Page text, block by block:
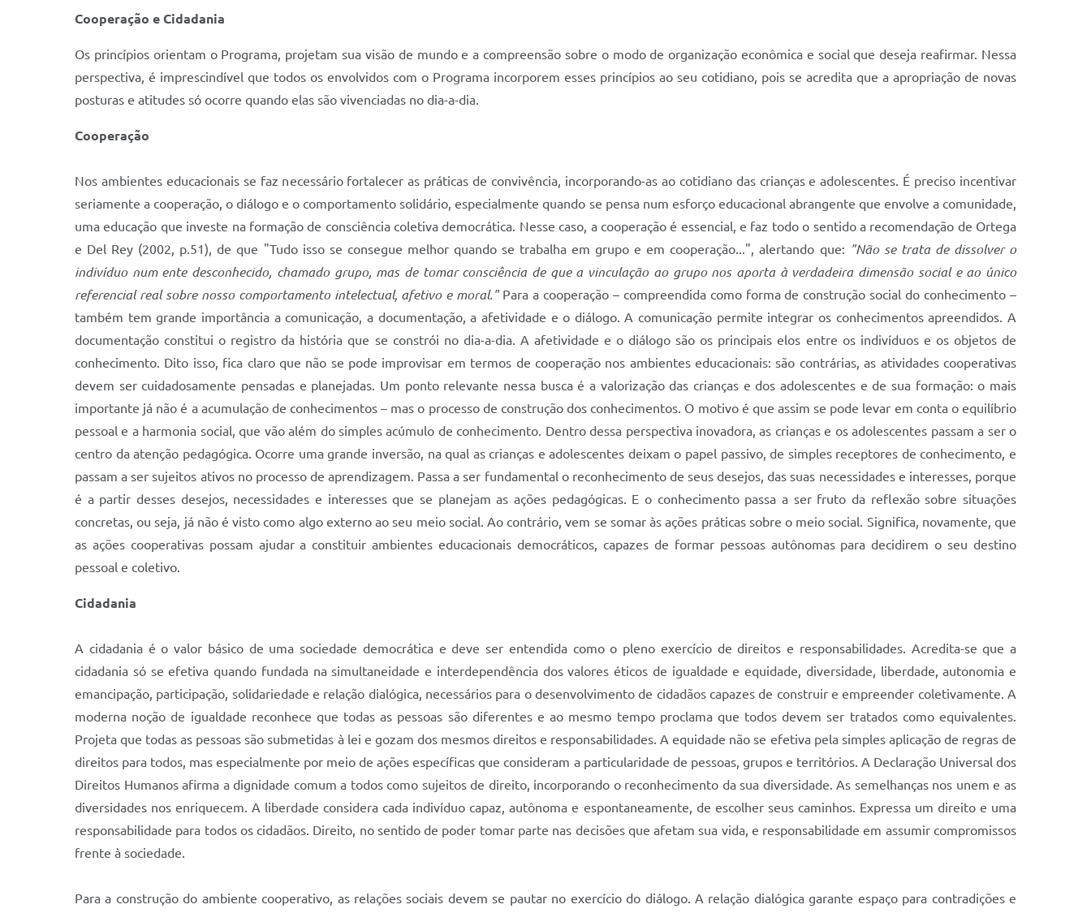
Cooperação e Cidadania
Os princípios orientam o Programa, projetam sua visão de mundo e a compreensão sobre o modo de organização econômica e social que deseja reafirmar. Nessa
perspectiva, é imprescindível que todos os envolvidos com o Programa incorporem esses princípios ao seu cotidiano, pois se acredita que a apropriação de novas
posturas e atitudes só ocorre quando elas são vivenciadas no dia-a-dia.
Cooperação
Nos ambientes educacionais se faz necessário fortalecer as práticas de convivência, incorporando-as ao cotidiano das crianças e adolescentes. É preciso incentivar
seriamente a cooperação, o diálogo e o comportamento solidário, especialmente quando se pensa num esforço educacional abrangente que envolve a comunidade,
uma educação que investe na formação de consciência coletiva democrática. Nesse caso, a cooperação é essencial, e faz todo o sentido a recomendação de Ortega
e Del Rey (2002, p.51), de que "Tudo isso se consegue melhor quando se trabalha em grupo e em cooperação...", alertando que: "Não se trata de dissolver o
indivíduo num ente desconhecido, chamado grupo, mas de tomar consciência de que a vinculação ao grupo nos aporta à verdadeira dimensão social e ao único
referencial real sobre nosso comportamento intelectual, afetivo e moral."Para a cooperação – compreendida como forma de construção social do conhecimento –
também tem grande importância a comunicação, a documentação, a afetividade e o diálogo. A comunicação permite integrar os conhecimentos apreendidos. A
documentação constitui o registro da história que se constrói no dia-a-dia. A afetividade e o diálogo são os principais elos entre os indivíduos e os objetos de
conhecimento. Dito isso, fica claro que não se pode improvisar em termos de cooperação nos ambientes educacionais: são contrárias, as atividades cooperativas
devem ser cuidadosamente pensadas e planejadas. Um ponto relevante nessa busca é a valorização das crianças e dos adolescentes e de sua formação: o mais
importante já não é a acumulação de conhecimentos – mas o processo de construção dos conhecimentos. O motivo é que assim se pode levar em conta o equilíbrio
pessoal e a harmonia social, que vão além do simples acúmulo de conhecimento. Dentro dessa perspectiva inovadora, as crianças e os adolescentes passam a ser o
centro da atenção pedagógica. Ocorre uma grande inversão, na qual as crianças e adolescentes deixam o papel passivo, de simples receptores de conhecimento, e
passam a ser sujeitos ativos no processo de aprendizagem. Passa a ser fundamental o reconhecimento de seus desejos, das suas necessidades e interesses, porque
é a partir desses desejos, necessidades e interesses que se planejam as ações pedagógicas. E o conhecimento passa a ser fruto da reflexão sobre situações
concretas, ou seja, já não é visto como algo externo ao seu meio social. Ao contrário, vem se somar às ações práticas sobre o meio social. Significa, novamente, que
as ações cooperativas possam ajudar a constituir ambientes educacionais democráticos, capazes de formar pessoas autônomas para decidirem o seu destino
pessoal e coletivo.
Cidadania
A cidadania é o valor básico de uma sociedade democrática e deve ser entendida como o pleno exercício de direitos e responsabilidades. Acredita-se que a
cidadania só se efetiva quando fundada na simultaneidade e interdependência dos valores éticos de igualdade e equidade, diversidade, liberdade, autonomia e
emancipação, participação, solidariedade e relação dialógica, necessários para o desenvolvimento de cidadãos capazes de construir e empreender coletivamente. A
moderna noção de igualdade reconhece que todas as pessoas são diferentes e ao mesmo tempo proclama que todos devem ser tratados como equivalentes.
Projeta que todas as pessoas são submetidas à lei e gozam dos mesmos direitos e responsabilidades. A equidade não se efetiva pela simples aplicação de regras de
direitos para todos, mas especialmente por meio de ações específicas que consideram a particularidade de pessoas, grupos e territórios. A Declaração Universal dos
Direitos Humanos afirma a dignidade comum a todos como sujeitos de direito, incorporando o reconhecimento da sua diversidade. As semelhanças nos unem e as
diversidades nos enriquecem. A liberdade considera cada indivíduo capaz, autônoma e espontaneamente, de escolher seus caminhos. Expressa um direito e uma
responsabilidade para todos os cidadãos. Direito, no sentido de poder tomar parte nas decisões que afetam sua vida, e responsabilidade em assumir compromissos
frente à sociedade.
Para a construção do ambiente cooperativo, as relações sociais devem se pautar no exercício do diálogo. A relação dialógica garante espaço para contradições e